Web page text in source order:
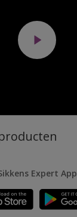
Expert App